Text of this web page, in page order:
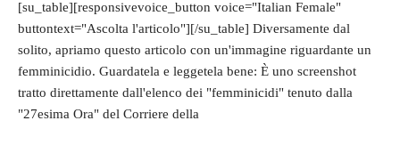
[su_table][responsivevoice_button voice="Italian Female"
buttontext="Ascolta l'articolo"][/su_table] Diversamente dal
solito, apriamo questo articolo con un'immagine riguardante un
femminicidio. Guardatela e leggetela bene: È uno screenshot
tratto direttamente dall'elenco dei "femminicidi" tenuto dalla
"27esima Ora" del Corriere della